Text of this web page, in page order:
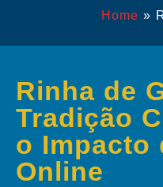
Home »
Rinha de
Tradição
o Impacto
Online